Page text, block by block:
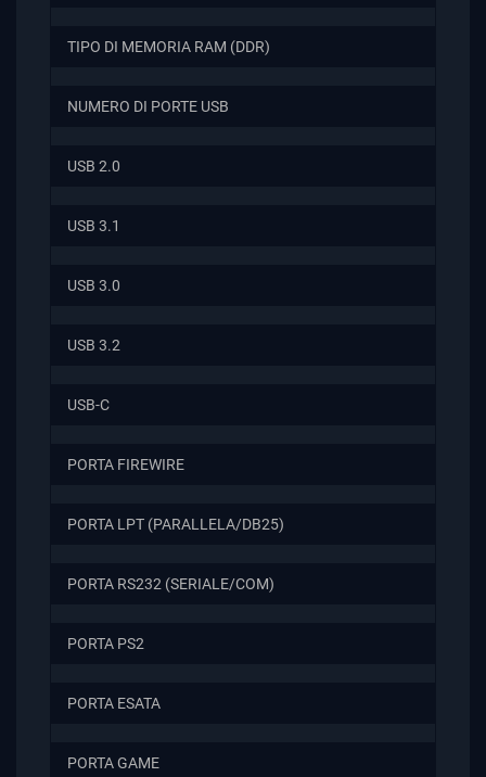
TIPO DI MEMORIA RAM (DDR)
NUMERO DI PORTE USB
USB 2.0
USB 3.1
USB 3.0
USB 3.2
USB-C
PORTA FIREWIRE
PORTA LPT (PARALLELA/DB25)
PORTA RS232 (SERIALE/COM)
PORTA PS2
PORTA ESATA
PORTA GAME